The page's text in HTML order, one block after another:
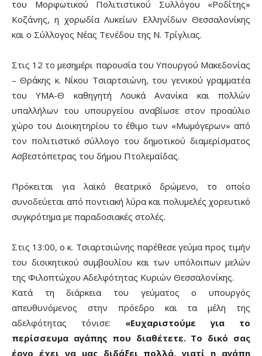
του Μορφωτικού Πολιτιστικού Συλλόγου «Ροδίτης»
Κοζάνης, η χορωδία Λυκείων Ελληνίδων Θεσσαλονίκης
και ο Σύλλογος Νέας Τενέδου της Ν. Τρίγλιας.
Στις 12 το μεσημέρι παρουσία του Υπουργού Μακεδονίας
– Θράκης κ. Νίκου Τσιαρτσιώνη, του γενικού γραμματέα
του ΥΜΑ-Θ καθηγητή Λουκά Ανανίκα και πολλών
υπαλλήλων του υπουργείου αναβίωσε στον προαύλιο
χώρο του Διοικητηρίου το έθιμο των «Μωμόγερων» από
τον πολιτιστικό σύλλογο του δημοτικού διαμερίσματος
Ασβεστόπετρας του δήμου Πτολεμαΐδας.
Πρόκειται για λαϊκό θεατρικό δρώμενο, το οποίο
συνοδεύεται από ποντιακή λύρα και πολυμελές χορευτικό
συγκρότημα με παραδοσιακές στολές.
Στις 13:00, ο κ. Τσιαρτσιώνης παρέθεσε γεύμα προς τιμήν
του διοικητικού συμβουλίου και των υπόλοιπων μελών
της Φιλοπτώχου Αδελφότητας Κυριών Θεσσαλονίκης.
Κατά τη διάρκεια του γεύματος ο υπουργός
απευθυνόμενος στην πρόεδρο και τα μέλη της
αδελφότητας τόνισε: «Ευχαριστούμε για το
περίσσευμα αγάπης που διαθέτετε. Το δικό σας
έργο έχει να μας διδάξει πολλά, γιατί η αγάπη